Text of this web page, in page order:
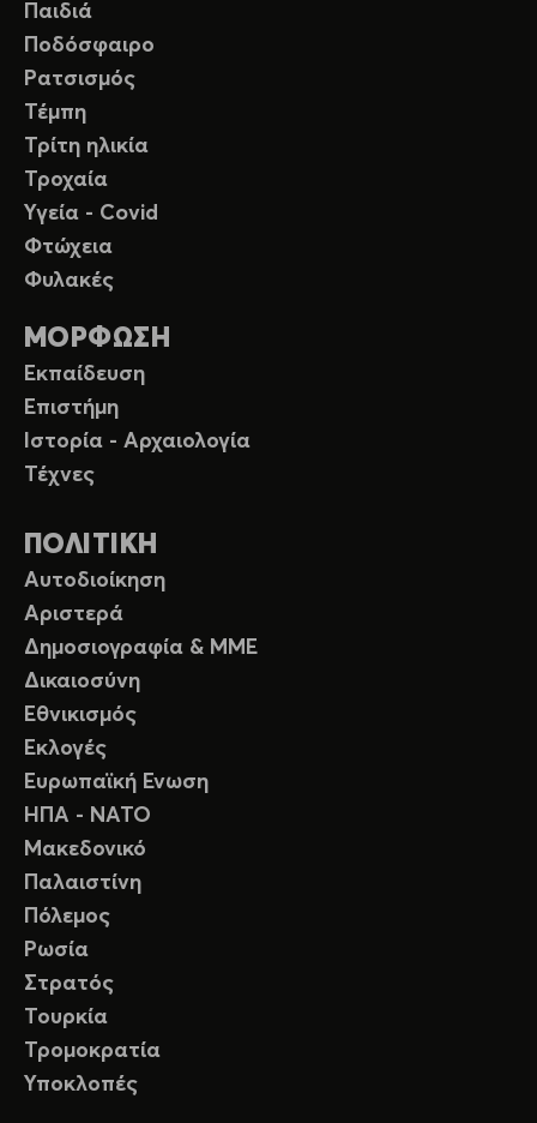
Παιδιά
Ποδόσφαιρο
Ρατσισμός
Τέμπη
Τρίτη ηλικία
Τροχαία
Υγεία - Covid
Φτώχεια
Φυλακές
ΜΟΡΦΩΣΗ
Εκπαίδευση
Επιστήμη
Ιστορία - Αρχαιολογία
Τέχνες
ΠΟΛΙΤΙΚΗ
Αυτοδιοίκηση
Αριστερά
Δημοσιογραφία & ΜΜΕ
Δικαιοσύνη
Εθνικισμός
Εκλογές
Ευρωπαϊκή Ενωση
ΗΠΑ - ΝΑΤΟ
Μακεδονικό
Παλαιστίνη
Πόλεμος
Ρωσία
Στρατός
Τουρκία
Τρομοκρατία
Υποκλοπές